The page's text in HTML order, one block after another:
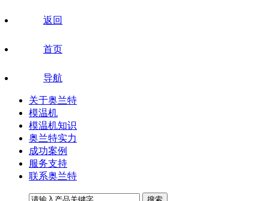
返回
首页
导航
关于奥兰特
模温机
模温机知识
奥兰特实力
成功案例
服务支持
联系奥兰特